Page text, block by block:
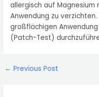
allergisch auf
Anwendung zu
großflächigen
(Patch-Test)
Post
← Previous Post